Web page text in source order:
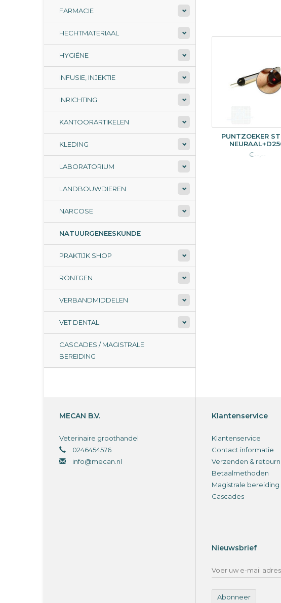
FARMACIE
HECHTMATERIAAL
HYGIËNE
INFUSIE, INJEKTIE
INRICHTING
KANTOORARTIKELEN
KLEDING
LABORATORIUM
LANDBOUWDIEREN
NARCOSE
NATUURGENEESKUNDE
PRAKTIJK SHOP
RÖNTGEN
VERBANDMIDDELEN
VET DENTAL
CASCADES / MAGISTRALE
BEREIDING
PUNTZOEKER
€--,--
MECAN B.V.
Veterinaire groothandel
0246454576
info@mecan.nl
Klantenservice
Klantenservice
Contact informatie
Verzenden &
Betaalmethoden
Magistrale bereiding
Cascades
Nieuwsbrief
Abonneer